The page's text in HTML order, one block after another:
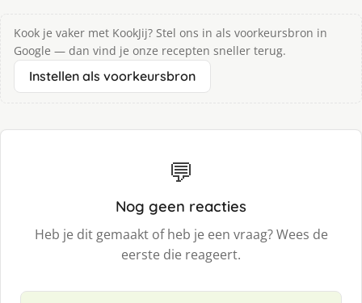
Kook je vaker met KookJij? Stel ons in als voorkeursbron in
Google — dan vind je onze recepten sneller terug.
Instellen als voorkeursbron
💬
Nog geen reacties
Heb je dit gemaakt of heb je een vraag? Wees de
eerste die reageert.